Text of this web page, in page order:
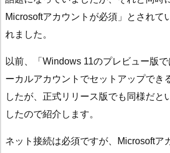
Microsoftアカウントが必須」とされて
れました。
以前、「Windows 11のプレビュー版
ーカルアカウントでセットアップでき
したが、正式リリース版でも同様だと
したので紹介します。
ネット接続は必須ですが、Microsoftア